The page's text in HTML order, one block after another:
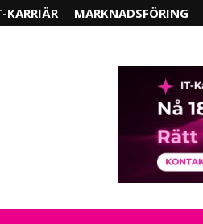
KARRIÄR MARKNADSFÖRING